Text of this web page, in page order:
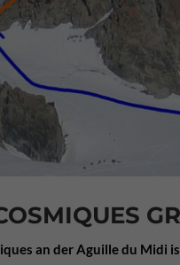
an der Aguille du Midi